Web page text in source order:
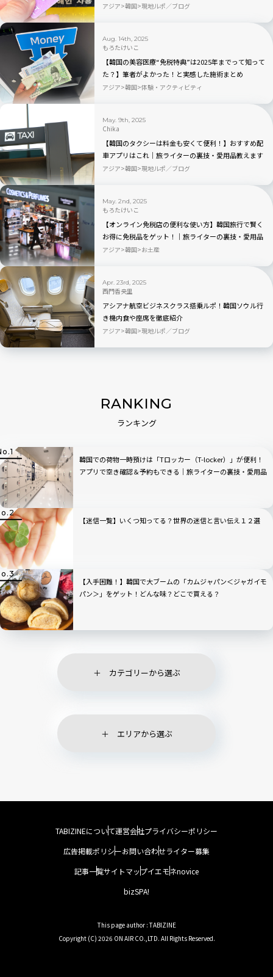
アジア 韓国 現地ルポ／ブログ
Aug. 14th, 2025
もろたけいこ
【韓国の美容医療“免税特典”は2025年までって知って
た？】筆者がよかった！と実感した施術まとめ
アジア 韓国 体験・アクティビティ
May. 9th, 2025
Chika
【韓国のタクシーは料金も安くて便利！】おすすめ配
車アプリはこれ｜旅ライターの裏技・愛用品教えます
アジア 韓国 現地ルポ／ブログ
May. 2nd, 2025
もろたけいこ
【オンライン免税店の便利な使い方】韓国旅行で賢く
お得に免税品をゲット！｜旅ライターの裏技・愛用品
教えます
アジア 韓国 お土産
Apr. 23rd, 2025
西門香央里
アシアナ航空ビジネスクラス搭乗ルポ！韓国ソウル行
き機内食や座席を徹底紹介
アジア 韓国 現地ルポ／ブログ
RANKING
ランキング
韓国での荷物一時預けは「Tロッカー（T-locker）」が便利！
アプリで空き確認＆予約もできる｜旅ライターの裏技・愛用品
【迷信一覧】いくつ知ってる？世界の迷信と言い伝え１２選
【入手困難！】韓国で大ブームの「カムジャパン＜ジャガイモ
パン＞」をゲット！どんな味？どこで買える？
カテゴリーから選ぶ
エリアから選ぶ
TABIZINEについて運営会社プライバシーポリシー
広告掲載ポリシーお問い合わせライター募集
記事一覧サイトマップイエモネnovice
bizSPA!
This page author : TABIZINE
Copyright (C) 2026 ON AIR CO.,LTD. All Rights Reserved.